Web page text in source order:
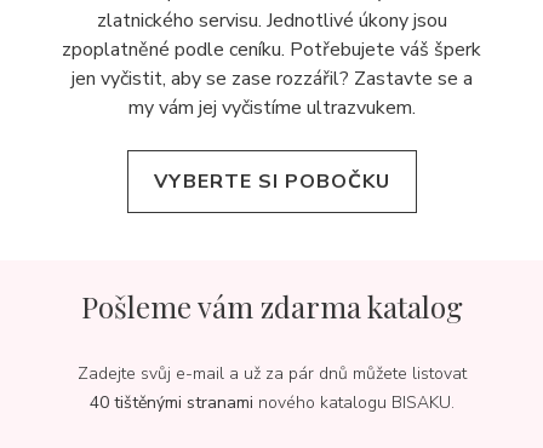
zlatnického servisu. Jednotlivé úkony jsou
zpoplatněné podle ceníku. Potřebujete váš šperk
jen vyčistit, aby se zase rozzářil? Zastavte se a
my vám jej vyčistíme ultrazvukem.
VYBERTE SI POBOČKU
Pošleme vám zdarma katalog
Zadejte svůj e-mail a už za pár dnů můžete listovat
40 tištěnými stranami nového katalogu BISAKU.